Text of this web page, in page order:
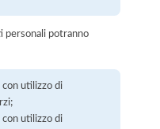
personali potranno
utilizzo di
utilizzo di